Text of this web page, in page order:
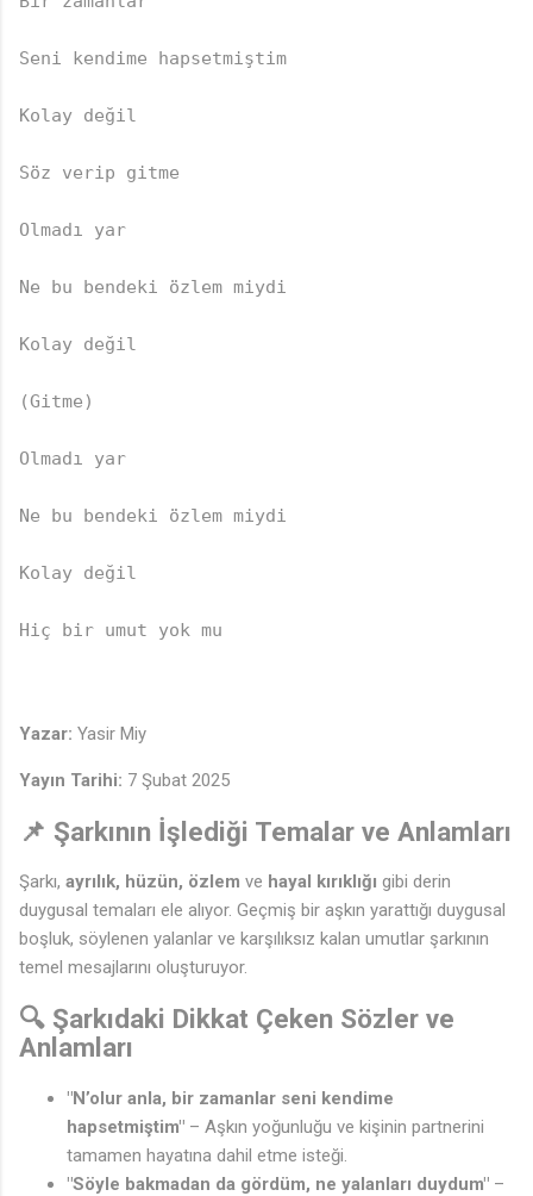
Seni kendime hapsetmiştim
Kolay değil
Söz verip gitme
Olmadı yar
Ne bu bendeki özlem miydi
Kolay değil
(Gitme)
Olmadı yar
Ne bu bendeki özlem miydi
Kolay değil
Hiç bir umut yok mu
Yazar: Yasir Miy
Yayın Tarihi: 7 Şubat 2025
📌 Şarkının İşlediği Temalar ve Anlamları
Şarkı, ayrılık, hüzün, özlem ve hayal kırıklığı gibi derin
duygusal temaları ele alıyor. Geçmiş bir aşkın yarattığı duygusal
boşluk, söylenen yalanlar ve karşılıksız kalan umutlar şarkının
temel mesajlarını oluşturuyor.
🔍 Şarkıdaki Dikkat Çeken Sözler ve
Anlamları
"N’olur anla, bir zamanlar seni kendime
hapsetmiştim" – Aşkın yoğunluğu ve kişinin partnerini
tamamen hayatına dahil etme isteği.
"Söyle bakmadan da gördüm, ne yalanları duydum" –